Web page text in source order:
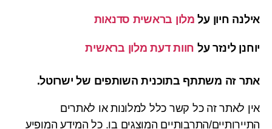
אילנה חיון על מלון בראשית סדנאות
יוחנן לינזר על חוות דעת מלון בראשית
אתר זה משתתף בתוכנית השותפים של ישרוטל.
אין לאתר זה כל קשר כלל למלונות או לאתרים
התיירותיים/התרבותיים המוצגים בו. כל המידע המופיע